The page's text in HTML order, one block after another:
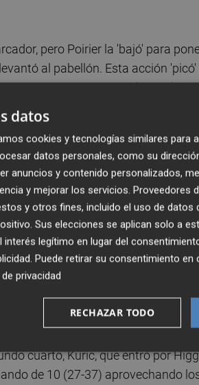
pero Poirier la 'bajó' para
al pabellón. Esta acción 'picó'
y colocar el 15-
protagonista en los azulgranas y
del Real Madrid continuó algo
primeros cuatro minutos de este
claras bajo el aro, y algo mermado
un triple en ocho intentos y en
duelo de semifinales ante el Betis.
blancos.
Kalinic ponía por delante al
cuarto, Kuric, que entró por
de 10 (27-37) aprovechando
datos
cookies y tecnologías similares para
datos personales, como su
anuncios y contenido personalizados,
y mejorar los servicios. Proveedores
y otros fines, incluido el uso de datos
Sus elecciones se aplican solo a
interés legítimo en lugar del
. Puede retirar su consentimiento en
privacidad
RECHAZAR TODO